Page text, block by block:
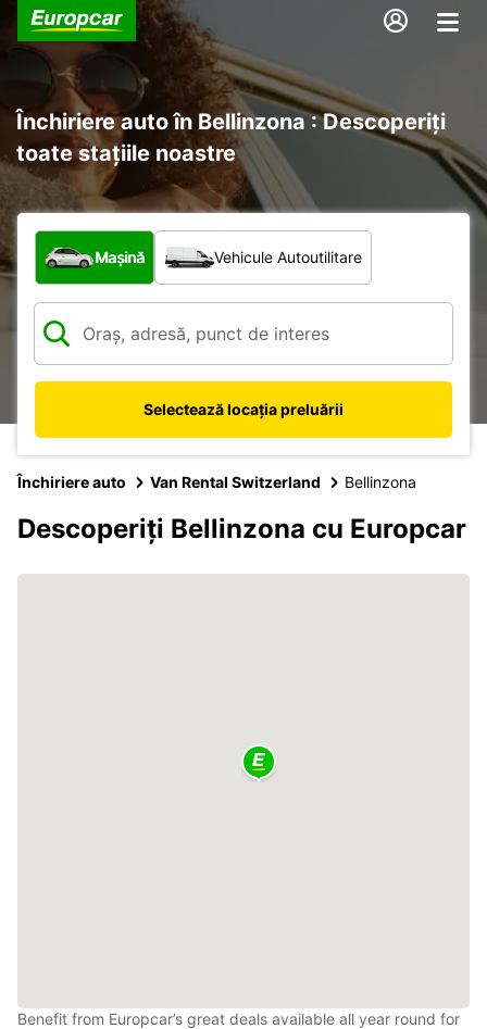
Închiriere auto în Bellinzona : Descoperiți
toate stațiile noastre
Ce tip de vehicul?
Mașină Vehicule Autoutilitare
Selectează locația preluării
Închiriere auto Van Rental Switzerland Bellinzona
Descoperiți Bellinzona cu Europcar
Benefit from Europcar’s great deals available all year round for